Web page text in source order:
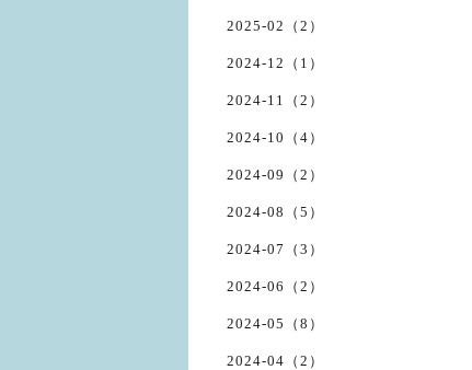
2025-02（2）
2024-12（1）
2024-11（2）
2024-10（4）
2024-09（2）
2024-08（5）
2024-07（3）
2024-06（2）
2024-05（8）
2024-04（2）